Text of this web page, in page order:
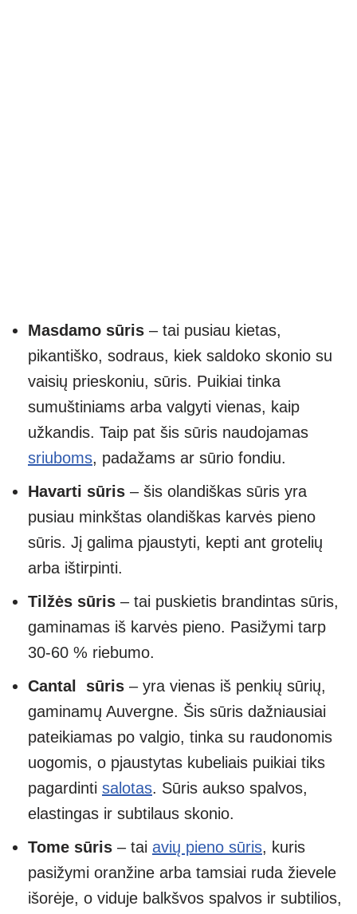
Masdamo sūris – tai pusiau kietas,
pikantiško, sodraus, kiek saldoko skonio su
vaisių prieskoniu, sūris. Puikiai tinka
sumuštiniams arba valgyti vienas, kaip
užkandis. Taip pat šis sūris naudojamas
sriuboms, padažams ar sūrio fondiu.
Havarti sūris – šis olandiškas sūris yra
pusiau minkštas olandiškas karvės pieno
sūris. Jį galima pjaustyti, kepti ant grotelių
arba ištirpinti.
Tilžės sūris – tai puskietis brandintas sūris,
gaminamas iš karvės pieno. Pasižymi tarp
30-60 % riebumo.
Cantal sūris – yra vienas iš penkių sūrių,
gaminamų Auvergne. Šis sūris dažniausiai
pateikiamas po valgio, tinka su raudonomis
uogomis, o pjaustytas kubeliais puikiai tiks
pagardinti salotas. Sūris aukso spalvos,
elastingas ir subtilaus skonio.
Tome sūris – tai avių pieno sūris, kuris
pasižymi oranžine arba tamsiai ruda žievele
išorėje, o viduje balkšvos spalvos ir subtilios,